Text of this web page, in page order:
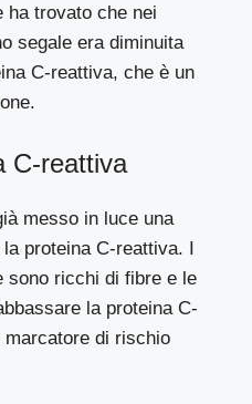
ha trovato che nei
segale era diminuita
C-reattiva, che è un
C-reattiva
messo in luce una
proteina C-reattiva. I
sono ricchi di fibre e le
la proteina C-
di rischio